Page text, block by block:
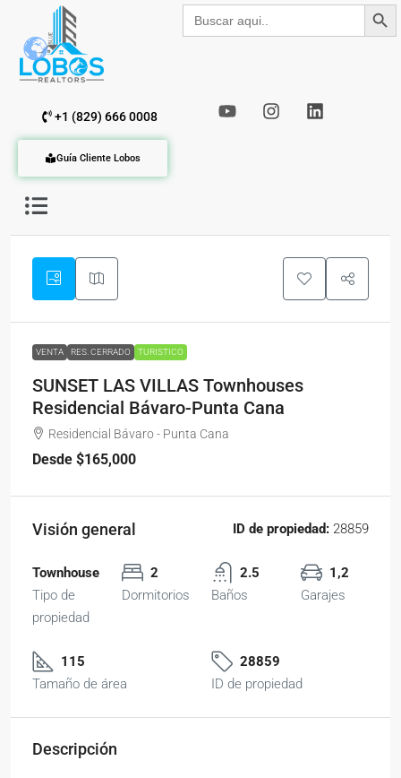
Buscar: Botón de
+1 (829) 666 0008
Guía Cliente Lobos
VENTA RES. CERRADO TURISTICO
SUNSET LAS VILLAS Townhouses
Residencial Bávaro-Punta Cana
Residencial Bávaro - Punta Cana
Desde $165,000
Visión general ID de propiedad: 28859
Townhouse
Tipo de
propiedad
2
Dormitorios
2.5
Baños
1,2
Garajes
115
Tamaño de área
28859
ID de propiedad
Descripción